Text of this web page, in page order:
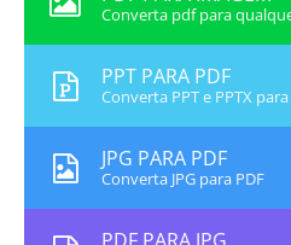
Converta pdf para
PPT PARA PDF
Converta PPT e PPTX para
JPG PARA PDF
Converta JPG para PDF